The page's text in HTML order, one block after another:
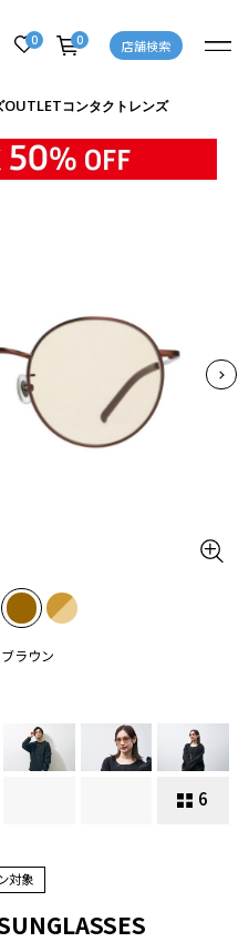
0 0 店舗検索
OUTLETコンタクトレンズ
ラウン
6
商品詳細ページへ
対象